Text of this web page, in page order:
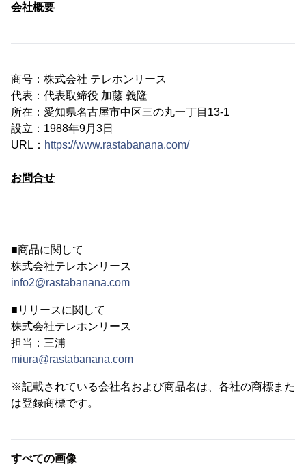
会社概要
商号：株式会社 テレホンリース
代表：代表取締役 加藤 義隆
所在：愛知県名古屋市中区三の丸一丁目13-1
設立：1988年9月3日
URL： https://www.rastabanana.com/
お問合せ
■商品に関して
株式会社テレホンリース
info2@rastabanana.com
■リリースに関して
株式会社テレホンリース
担当：三浦
miura@rastabanana.com
※記載されている会社名および商品名は、各社の商標また
は登録商標です。
すべての画像